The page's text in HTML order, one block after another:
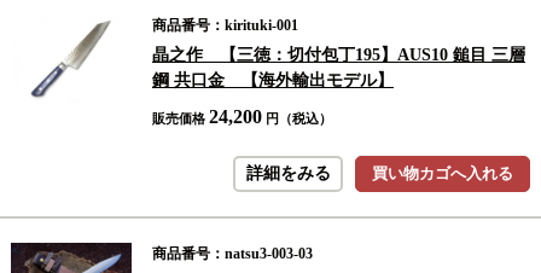
商品番号：kirituki-001
晶之作 【三徳：切付包丁195】AUS10 鎚目 三層
鋼 共口金 【海外輸出モデル】
販売価格 24,200 円（税込）
買い物カゴへ入れる
詳細をみる
商品番号：natsu3-003-03